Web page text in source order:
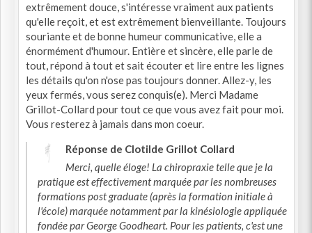
extrêmement douce, s'intéresse vraiment aux patients
qu'elle reçoit, et est extrêmement bienveillante. Toujours
souriante et de bonne humeur communicative, elle a
énormément d'humour. Entière et sincère, elle parle de
tout, répond à tout et sait écouter et lire entre les lignes
les détails qu'on n'ose pas toujours donner. Allez-y, les
yeux fermés, vous serez conquis(e). Merci Madame
Grillot-Collard pour tout ce que vous avez fait pour moi.
Vous resterez à jamais dans mon coeur.
Réponse de Clotilde Grillot Collard
Merci, quelle éloge! La chiropraxie telle que je la
pratique est effectivement marquée par les nombreuses
formations post graduate (après la formation initiale à
l'école) marquée notamment par la kinésiologie appliquée
fondée par George Goodheart. Pour les patients, c'est une